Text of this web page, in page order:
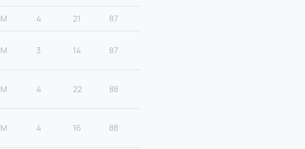
M 4 21 87
M 3 14 87
M 4 22 88
M 4 16 88